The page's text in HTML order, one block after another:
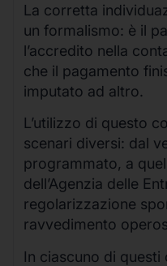
La corretta
un formalismo: è il
l’accredito nella
che il pagamento
imputato ad altro.
L’utilizzo di questo
scenari diversi: dal
programmato, a
dell’Agenzia delle
regolarizzazione
ravvedimento
In ciascuno di